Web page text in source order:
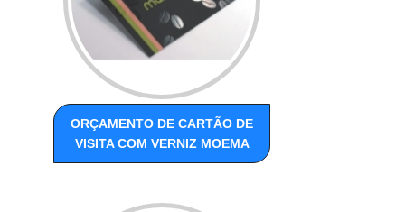
ORÇAMENTO DE CARTÃO DE
VISITA COM VERNIZ MOEMA